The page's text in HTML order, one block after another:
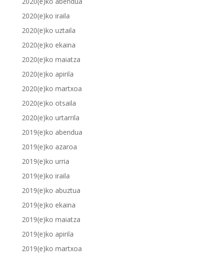
2020(e)ko iraila
2020(e)ko uztaila
2020(e)ko ekaina
2020(e)ko maiatza
2020(e)ko apirila
2020(e)ko martxoa
2020(e)ko otsaila
2020(e)ko urtarrila
2019(e)ko abendua
2019(e)ko azaroa
2019(e)ko urria
2019(e)ko iraila
2019(e)ko abuztua
2019(e)ko ekaina
2019(e)ko maiatza
2019(e)ko apirila
2019(e)ko martxoa